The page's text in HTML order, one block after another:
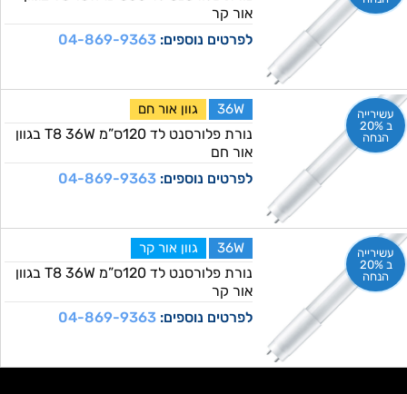
אור קר
לפרטים נוספים:04-869-9363
עשירייה
ב 20%
הנחה
36W גוון אור חם
נורת פלורסנט לד 120ס”מ T8 36W בגוון
אור חם
לפרטים נוספים:04-869-9363
עשירייה
ב 20%
הנחה
36W גוון אור קר
נורת פלורסנט לד 120ס”מ T8 36W בגוון
אור קר
לפרטים נוספים:04-869-9363